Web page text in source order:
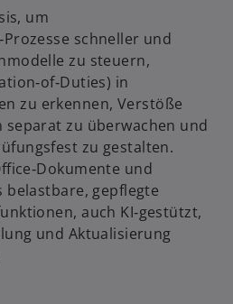
um
schneller und
zu steuern,
in
zu erkennen, Verstöße
separat zu überwachen und
zu gestalten.
und
belastbare, gepflegte
auch KI‑gestützt,
und Aktualisierung